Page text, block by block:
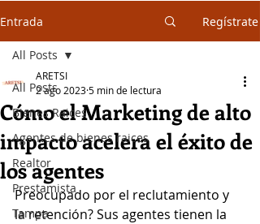
Entrada Regístrate
All Posts
Bienes Raices
Agentes de bienes raices
Realtor
Prestamista
Tampa
All Posts
Cómo el Marketing de alto
impacto acelera el éxito de
los agentes
ARETSI
2 ago 20235 min de lectura
Preocupado por el reclutamiento y
la retención? Sus agentes tienen la